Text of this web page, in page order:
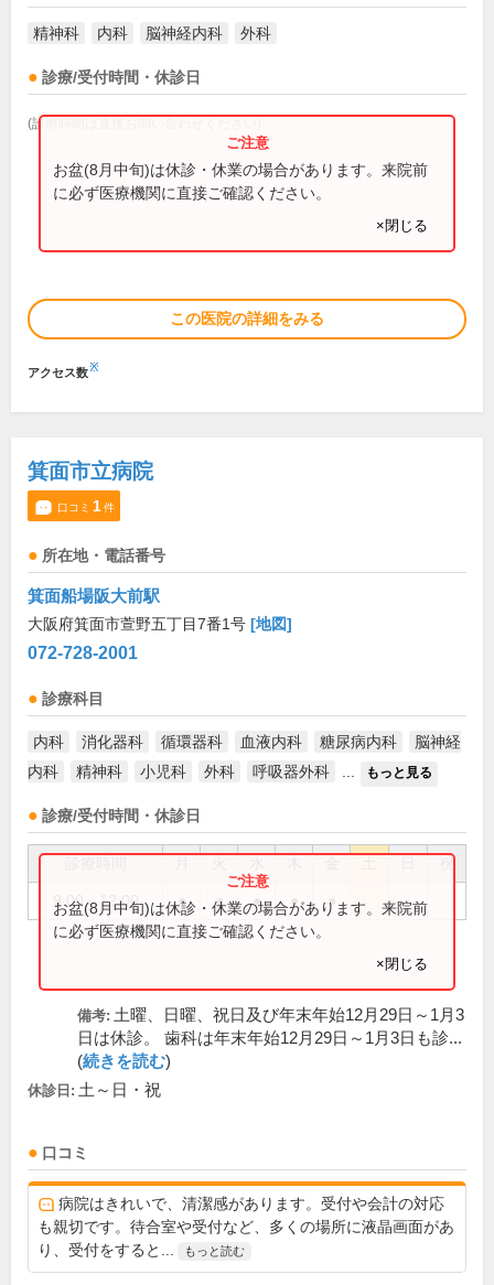
精神科 内科 脳神経内科 外科
診療/受付時間・休診日
(診療時間は直接お問い合わせください)
お盆(8月中旬)は休診・休業の場合があります。来院前
に必ず医療機関に直接ご確認ください。
×閉じる
この医院の詳細をみる
アクセス数※
箕面市立病院
口コミ 1件
所在地・電話番号
箕面船場阪大前駅
大阪府箕面市萱野五丁目7番1号 [地図]
072-728-2001
診療科目
内科 消化器科 循環器科 血液内科 糖尿病内科
脳神経
内科
精神科 小児科 外科 呼吸器外科 もっと見る
診療/受付時間・休診日
祝
9:00～12:00 ● ● ● ● ●
お盆(8月中旬)は休診・休業の場合があります。来院前
に必ず医療機関に直接ご確認ください。
×閉じる
備考: 土曜、日曜、祝日及び年末年始12月29日～1月3
日は休診。 歯科は年末年始12月29日～1月3日も診...
(続きを読む)
休診日: 土～日・祝
口コミ
病院はきれいで、清潔感があります。受付や会計の対応
も親切です。待合室や受付など、多くの場所に液晶画面があ
り、受付をすると...
もっと読む